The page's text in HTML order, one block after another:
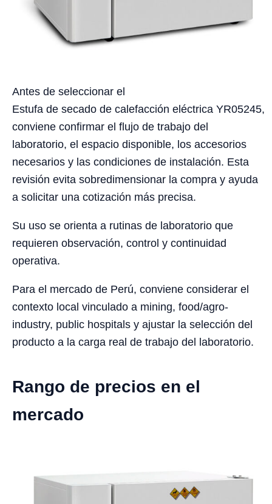
Antes de seleccionar el
Estufa de secado de calefacción eléctrica YR05245,
conviene confirmar el flujo de trabajo del
laboratorio, el espacio disponible, los accesorios
necesarios y las condiciones de instalación. Esta
revisión evita sobredimensionar la compra y ayuda
a solicitar una cotización más precisa.
Su uso se orienta a rutinas de laboratorio que
requieren observación, control y continuidad
operativa.
Para el mercado de Perú, conviene considerar el
contexto local vinculado a mining, food/agro-
industry, public hospitals y ajustar la selección del
producto a la carga real de trabajo del laboratorio.
Rango de precios en el
mercado